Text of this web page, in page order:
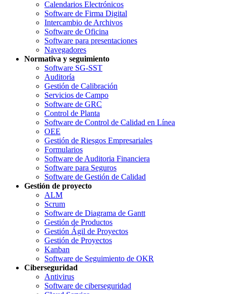
Calendarios Electrónicos
Software de Firma Digital
Intercambio de Archivos
Software de Oficina
Software para presentaciones
Navegadores
Normativa y seguimiento
Software SG-SST
Auditoría
Gestión de Calibración
Servicios de Campo
Software de GRC
Control de Planta
Software de Control de Calidad en Línea
OEE
Gestión de Riesgos Empresariales
Formularios
Software de Auditoria Financiera
Software para Seguros
Software de Gestión de Calidad
Gestión de proyecto
ALM
Scrum
Software de Diagrama de Gantt
Gestión de Productos
Gestión Ágil de Proyectos
Gestión de Proyectos
Kanban
Software de Seguimiento de OKR
Ciberseguridad
Antivirus
Software de ciberseguridad